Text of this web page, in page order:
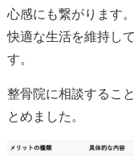
心感にも繋がります
快適な生活を維持し
す。
整骨院に相談するこ
とめました。